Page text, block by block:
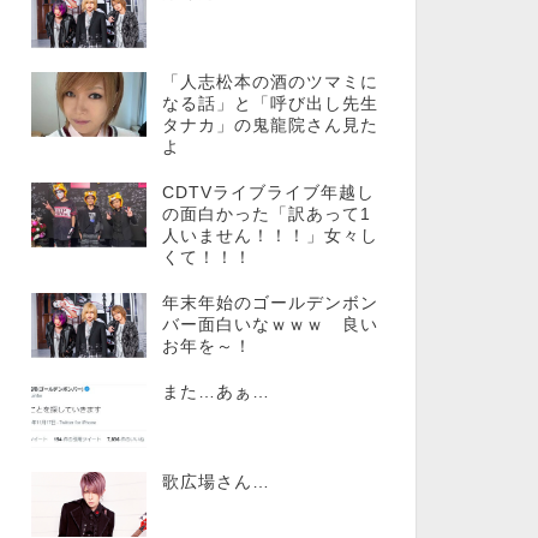
「人志松本の酒のツマミに
なる話」と「呼び出し先生
タナカ」の鬼龍院さん見た
よ
CDTVライブライブ年越し
の面白かった「訳あって1
人いません！！！」女々し
くて！！！
年末年始のゴールデンボン
バー面白いなｗｗｗ 良い
お年を～！
また…あぁ…
歌広場さん…